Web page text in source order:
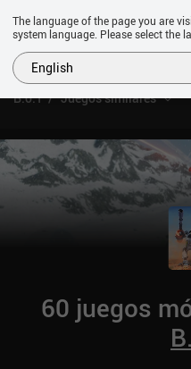
B.o.T Juegos similares
60 juegos
The language of the page you are
system language. Please select the
English